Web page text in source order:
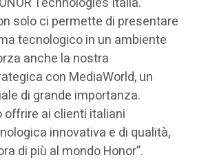
solo ci permette di presentare
tecnologico in un ambiente
anche la nostra
con MediaWorld, un
di grande importanza.
offrire ai clienti italiani
innovativa e di qualità,
di più al mondo Honor”.